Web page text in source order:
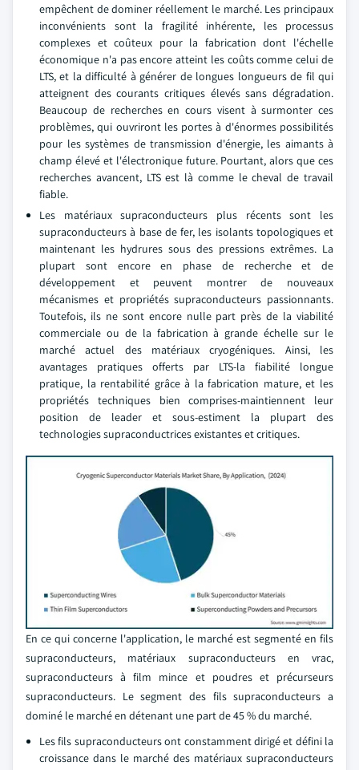
empêchent de dominer réellement le marché. Les principaux
inconvénients sont la fragilité inhérente, les processus
complexes et coûteux pour la fabrication dont l'échelle
économique n'a pas encore atteint les coûts comme celui de
LTS, et la difficulté à générer de longues longueurs de fil qui
atteignent des courants critiques élevés sans dégradation.
Beaucoup de recherches en cours visent à surmonter ces
problèmes, qui ouvriront les portes à d'énormes possibilités
pour les systèmes de transmission d'énergie, les aimants à
champ élevé et l'électronique future. Pourtant, alors que ces
recherches avancent, LTS est là comme le cheval de travail
fiable.
Les matériaux supraconducteurs plus récents sont les
supraconducteurs à base de fer, les isolants topologiques et
maintenant les hydrures sous des pressions extrêmes. La
plupart sont encore en phase de recherche et de
développement et peuvent montrer de nouveaux
mécanismes et propriétés supraconducteurs passionnants.
Toutefois, ils ne sont encore nulle part près de la viabilité
commerciale ou de la fabrication à grande échelle sur le
marché actuel des matériaux cryogéniques. Ainsi, les
avantages pratiques offerts par LTS-la fiabilité longue
pratique, la rentabilité grâce à la fabrication mature, et les
propriétés techniques bien comprises-maintiennent leur
position de leader et sous-estiment la plupart des
technologies supraconductrices existantes et critiques.
En ce qui concerne l'application, le marché est segmenté en fils
supraconducteurs, matériaux supraconducteurs en vrac,
supraconducteurs à film mince et poudres et précurseurs
supraconducteurs. Le segment des fils supraconducteurs a
dominé le marché en détenant une part de 45 % du marché.
Les fils supraconducteurs ont constamment dirigé et défini la
croissance dans le marché des matériaux supraconducteurs